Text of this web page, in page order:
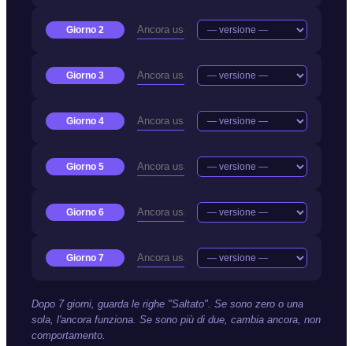
Giorno 2
Giorno 3
Giorno 4
Giorno 5
Giorno 6
Giorno 7
Dopo 7 giorni, guarda le righe "Saltato". Se sono zero o una
sola, l'ancora funziona. Se sono più di due, cambia ancora, non
comportamento.